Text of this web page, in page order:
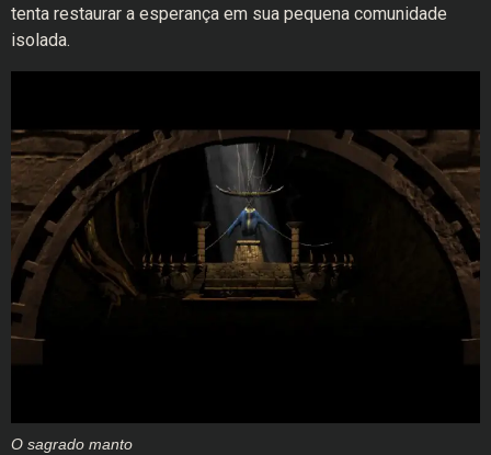
tenta restaurar a esperança em sua pequena comunidade
isolada.
O sagrado manto